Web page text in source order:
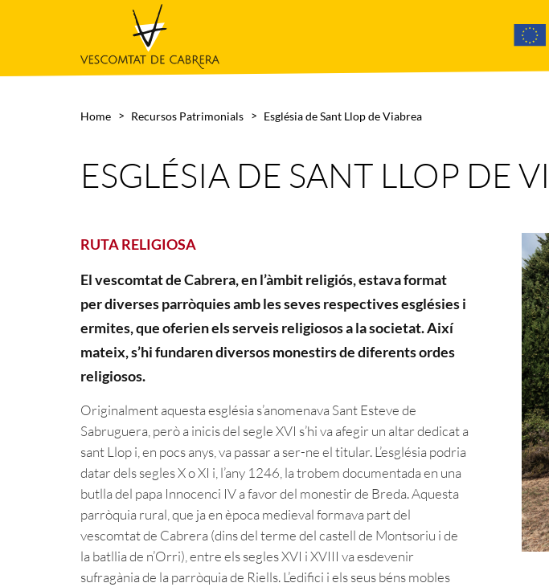
Home Recursos Patrimonials Església de Sant Llop de Viabrea
ESGLÉSIA DE SANT LLOP DE
RUTA RELIGIOSA
El vescomtat de Cabrera, en l’àmbit religiós, estava format
per diverses parròquies amb les seves respectives esglésies i
ermites, que oferien els serveis religiosos a la societat. Així
mateix, s’hi fundaren diversos monestirs de diferents ordes
religiosos.
Originalment aquesta església s’anomenava Sant Esteve de
Sabruguera, però a inicis del segle XVI s’hi va afegir un altar dedicat a
sant Llop i, en pocs anys, va passar a ser-ne el titular. L’església podria
datar dels segles X o XI i, l’any 1246, la trobem documentada en una
butlla del papa Innocenci IV a favor del monestir de Breda. Aquesta
parròquia rural, que ja en època medieval formava part del
vescomtat de Cabrera (dins del terme del castell de Montsoriu i de
la batllia de n’Orri), entre els segles XVI i XVIII va esdevenir
sufragània de la parròquia de Riells. L’edifici i els seus béns mobles